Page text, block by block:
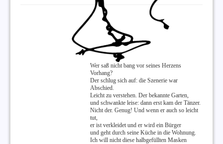
Wer saß nicht bang vor seines Herzens
Vorhang?
Der schlug sich auf: die Szenerie war
Abschied.
Leicht zu verstehen. Der bekannte Garten,
und schwankte leise: dann erst kam der Tänzer.
Nicht der. Genug! Und wenn er auch so leicht
tut,
er ist verkleidet und er wird ein Bürger
und geht durch seine Küche in die Wohnung.
Ich will nicht diese halbgefüllten Masken